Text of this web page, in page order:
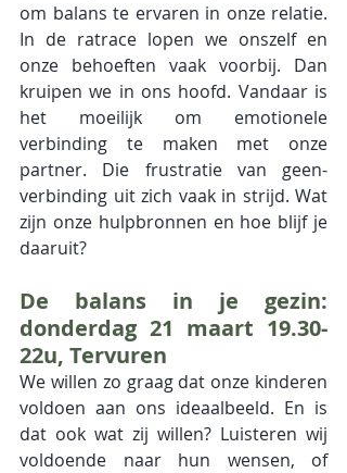
om balans te ervaren in onze relatie.
In de ratrace lopen we onszelf en
onze behoeften vaak voorbij. Dan
kruipen we in ons hoofd. Vandaar is
het moeilijk om emotionele
verbinding te maken met onze
partner. Die frustratie van geen-
verbinding uit zich vaak in strijd. Wat
zijn onze hulpbronnen en hoe blijf je
daaruit?
De balans in je gezin:
donderdag 21 maart 19.30-
22u, Tervuren
We willen zo graag dat onze kinderen
voldoen aan ons ideaalbeeld. En is
dat ook wat zij willen? Luisteren wij
voldoende naar hun wensen, of